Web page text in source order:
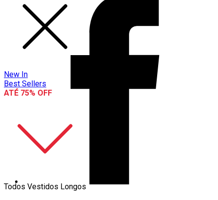
New In
Best Sellers
ATÉ 75% OFF
Todos Vestidos Longos